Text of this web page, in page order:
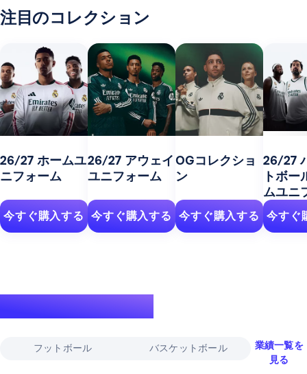
注目のコレクション
26/27 ホームユ
ニフォーム
今すぐ購入する
26/27 アウェイ
ユニフォーム
今すぐ購入する
OGコレクショ
ン
今すぐ購入する
26/27
トボー
ムユニ
今すぐ
伝説的な実績
フットボール バスケットボール
業績一覧を
見る